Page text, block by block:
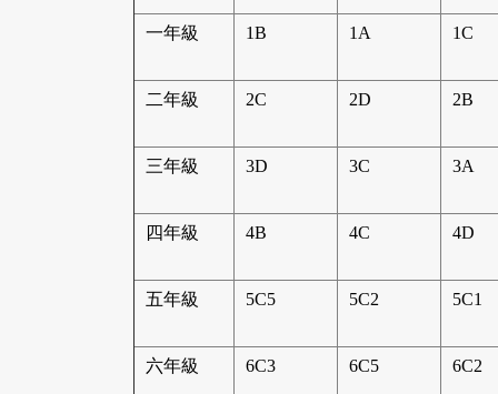
一年級 1B 1A 1C
二年級 2C 2D 2B
三年級 3D 3C 3A
四年級 4B 4C 4D
五年級 5C5 5C2 5C1
六年級 6C3 6C5 6C2